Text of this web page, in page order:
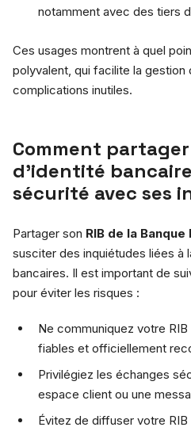
notamment avec des tiers
Ces usages montrent à quel
polyvalent, qui facilite la gestion
complications inutiles.
Comment
d’identité
sécurité avec ses
Partager son RIB de la Banque
susciter des inquiétudes liées à
bancaires. Il est important de
pour éviter les risques :
Ne communiquez votre
fiables et officiellement
Privilégiez les échanges
espace client ou une
Évitez de diffuser votre